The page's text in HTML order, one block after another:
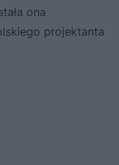
ona
projektanta